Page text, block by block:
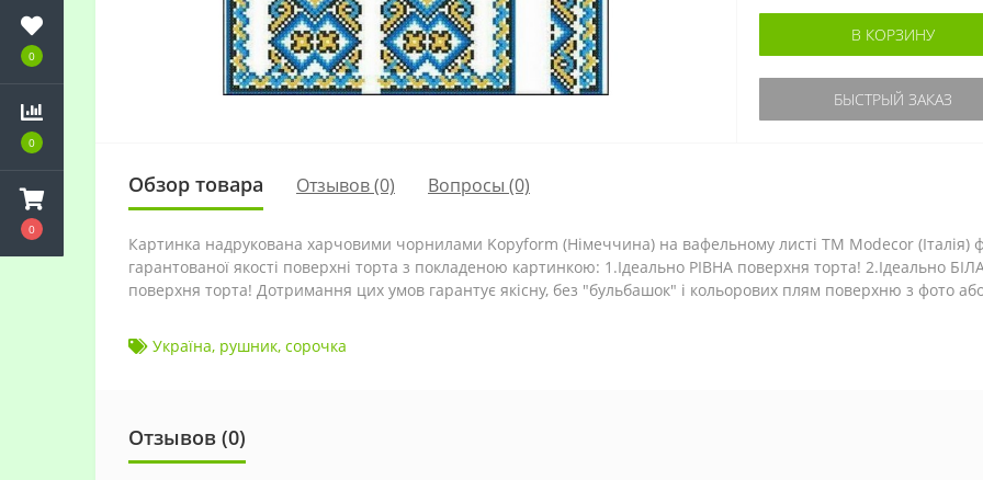
0
0
0
В КОРЗИНУ
БЫСТРЫЙ ЗАКАЗ
Обзор товара Отзывов (0) Вопросы (0)
Картинка надрукована харчовими чорнилами Kopyform (Німеччина) на вафельному листі TM Modecor (Італія)
гарантованої якості поверхні торта з покладеною картинкою: 1.Ідеально РІВНА поверхня торта! 2.Ідеально
поверхня торта! Дотримання цих умов гарантує якісну, без "бульбашок" і кольорових плям поверхню з фото
Україна, рушник, сорочка
Отзывов (0)